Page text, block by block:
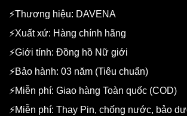
⚡️Thương hiệu: DAVENA
⚡️Xuất xứ: Hàng chính hãng
⚡️Giới tính: Đồng hồ Nữ giới
⚡️Bảo hành: 03 năm (Tiêu chuẩn)
⚡️Miễn phí: Giao hàng Toàn quốc (COD)
⚡️Miễn phí: Thay Pin, chống nước, bảo